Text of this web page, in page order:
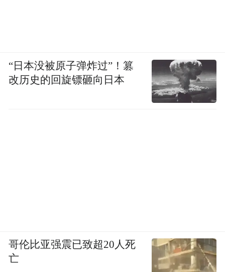
“日本没被原子弹炸过”！篡
改历史的回旋镖砸向日本
哥伦比亚强震已致超20人死
亡